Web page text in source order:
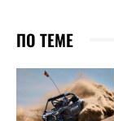
ПО ТЕМЕ